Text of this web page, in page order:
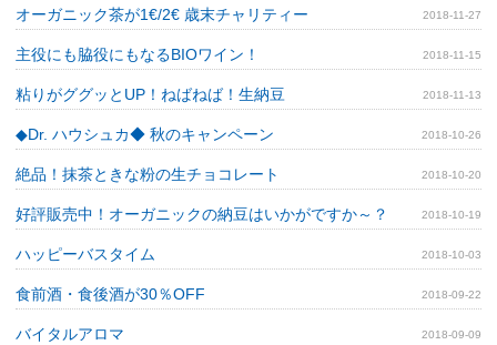
オーガニック茶が1€/2€ 歳末チャリティー 2018-11-27
主役にも脇役にもなるBIOワイン！ 2018-11-15
粘りがググッとUP！ねばねば！生納豆 2018-11-13
◆Dr. ハウシュカ◆ 秋のキャンペーン 2018-10-26
絶品！抹茶ときな粉の生チョコレート 2018-10-20
好評販売中！オーガニックの納豆はいかがですか～？ 2018-10-19
ハッピーバスタイム 2018-10-03
食前酒・食後酒が30％OFF 2018-09-22
バイタルアロマ 2018-09-09